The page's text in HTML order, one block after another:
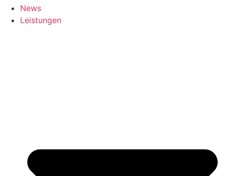
News
Leistungen